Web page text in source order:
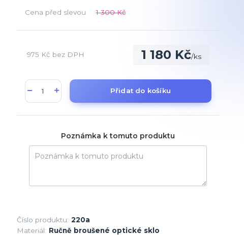
Cena před slevou 1 300 Kč
1 180 Kč/ks
975 Kč bez DPH
Přidat do košíku
Poznámka k tomuto produktu
Číslo produktu: 220a
Materiál: Ručně broušené optické sklo